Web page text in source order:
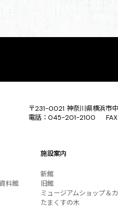
〒231-0021 神奈川県横浜市
電話：045-201-2100
料館
施設案内
新館
旧館
ミュージアムショップ＆
たまくすの木